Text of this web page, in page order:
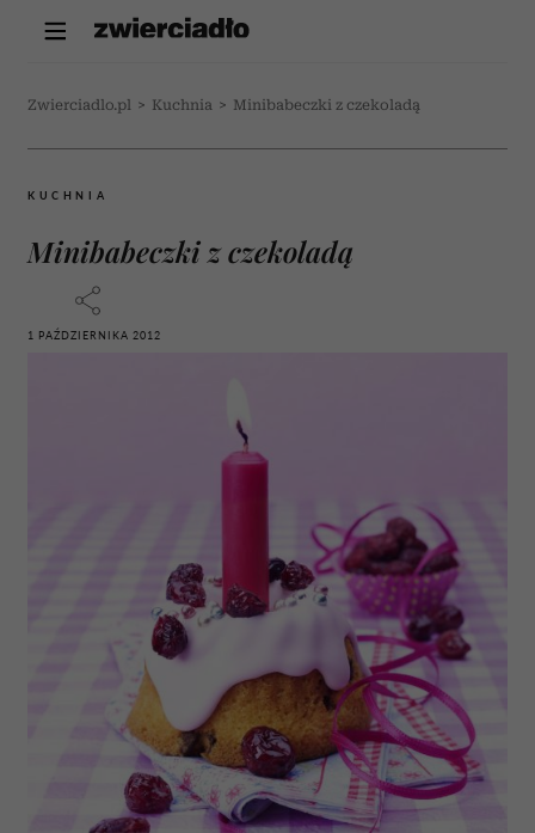
Zwierciadlo.pl > Kuchnia > Minibabeczki z czekoladą
KUCHNIA
Minibabeczki z czekoladą
1 PAŹDZIERNIKA 2012